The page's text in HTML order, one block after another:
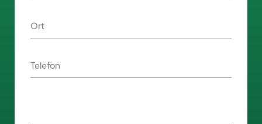
Ort
Telefon